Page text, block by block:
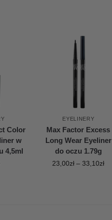
Color
w
4,5ml
EYELINERY
Max Factor Excess
Long Wear Eyeliner
do oczu 1.79g
23,00zł – 33,10zł